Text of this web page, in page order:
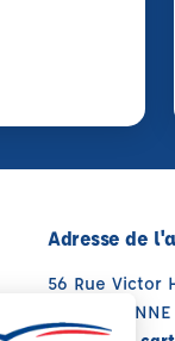
Adresse de
56 Rue Victor
38200 VIENNE